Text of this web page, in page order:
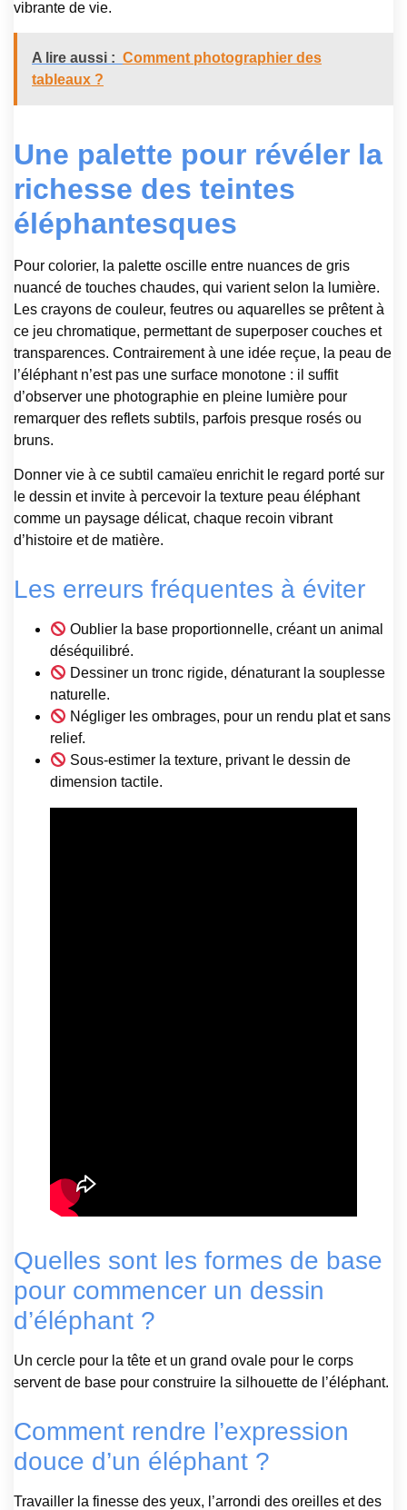
vibrante de vie.
A lire aussi : Comment photographier des
tableaux ?
Une palette pour révéler la
richesse des teintes
éléphantesques
Pour colorier, la palette oscille entre nuances de gris
nuancé de touches chaudes, qui varient selon la lumière.
Les crayons de couleur, feutres ou aquarelles se prêtent à
ce jeu chromatique, permettant de superposer couches et
transparences. Contrairement à une idée reçue, la peau de
l’éléphant n’est pas une surface monotone : il suffit
d’observer une photographie en pleine lumière pour
remarquer des reflets subtils, parfois presque rosés ou
bruns.
Donner vie à ce subtil camaïeu enrichit le regard porté sur
le dessin et invite à percevoir la texture peau éléphant
comme un paysage délicat, chaque recoin vibrant
d’histoire et de matière.
Les erreurs fréquentes à éviter
Oublier la base proportionnelle, créant un animal
déséquilibré.
Dessiner un tronc rigide, dénaturant la souplesse
naturelle.
Négliger les ombrages, pour un rendu plat et sans
relief.
Sous-estimer la texture, privant le dessin de
dimension tactile.
Quelles sont les formes de base
pour commencer un dessin
d’éléphant ?
Un cercle pour la tête et un grand ovale pour le corps
servent de base pour construire la silhouette de l’éléphant.
Comment rendre l’expression
douce d’un éléphant ?
Travailler la finesse des yeux, l’arrondi des oreilles et des